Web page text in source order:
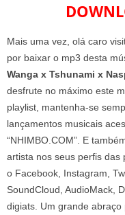
Mais uma vez, olá caro
por baixar o mp3 desta
Wanga x Tshunami x
desfrute no máximo este
playlist, mantenha-se
lançamentos musicais
“NHIMBO.COM”. E
artista nos seus perfis das
o Facebook, Instagram,
SoundCloud, AudioMack,
digiats. Um grande